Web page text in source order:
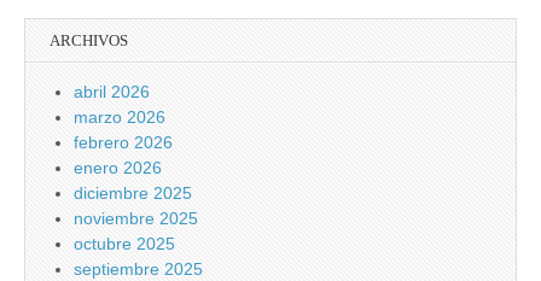
ARCHIVOS
abril 2026
marzo 2026
febrero 2026
enero 2026
diciembre 2025
noviembre 2025
octubre 2025
septiembre 2025